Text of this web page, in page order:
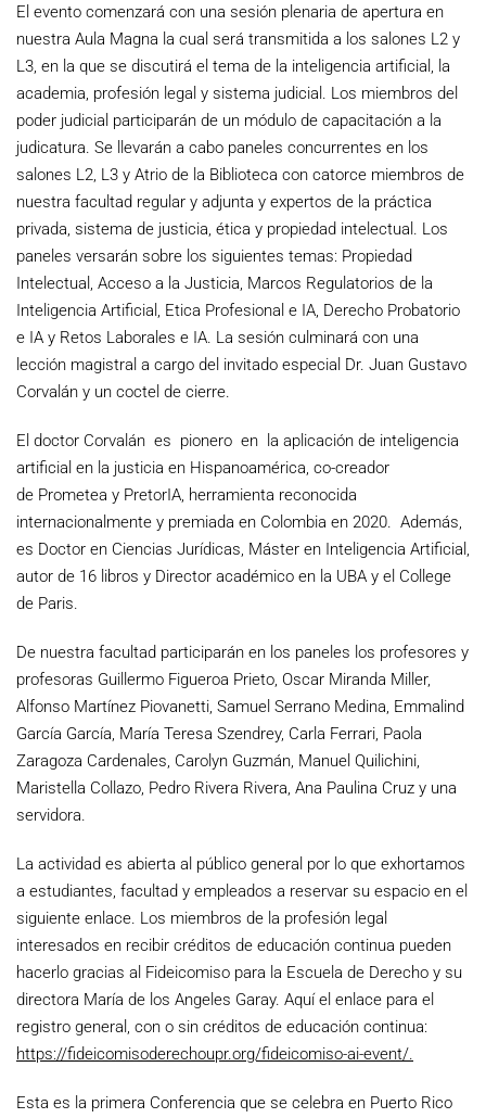
El evento comenzará con una sesión plenaria de apertura en
nuestra Aula Magna la cual será transmitida a los salones L2 y
L3, en la que se discutirá el tema de la inteligencia artificial, la
academia, profesión legal y sistema judicial. Los miembros del
poder judicial participarán de un módulo de capacitación a la
judicatura. Se llevarán a cabo paneles concurrentes en los
salones L2, L3 y Atrio de la Biblioteca con catorce miembros de
nuestra facultad regular y adjunta y expertos de la práctica
privada, sistema de justicia, ética y propiedad intelectual. Los
paneles versarán sobre los siguientes temas: Propiedad
Intelectual, Acceso a la Justicia, Marcos Regulatorios de la
Inteligencia Artificial, Etica Profesional e IA, Derecho Probatorio
e IA y Retos Laborales e IA. La sesión culminará con una
lección magistral a cargo del invitado especial Dr. Juan Gustavo
Corvalán y un coctel de cierre.
El doctor Corvalán es pionero en la aplicación de inteligencia
artificial en la justicia en Hispanoamérica, co-creador
de Prometea y PretorIA, herramienta reconocida
internacionalmente y premiada en Colombia en 2020. Además,
es Doctor en Ciencias Jurídicas, Máster en Inteligencia Artificial,
autor de 16 libros y Director académico en la UBA y el College
de Paris.
De nuestra facultad participarán en los paneles los profesores y
profesoras Guillermo Figueroa Prieto, Oscar Miranda Miller,
Alfonso Martínez Piovanetti, Samuel Serrano Medina, Emmalind
García García, María Teresa Szendrey, Carla Ferrari, Paola
Zaragoza Cardenales, Carolyn Guzmán, Manuel Quilichini,
Maristella Collazo, Pedro Rivera Rivera, Ana Paulina Cruz y una
servidora.
La actividad es abierta al público general por lo que exhortamos
a estudiantes, facultad y empleados a reservar su espacio en el
siguiente enlace. Los miembros de la profesión legal
interesados en recibir créditos de educación continua pueden
hacerlo gracias al Fideicomiso para la Escuela de Derecho y su
directora María de los Angeles Garay. Aquí el enlace para el
registro general, con o sin créditos de educación continua:
https://fideicomisoderechoupr.org/fideicomiso-ai-event/.
Esta es la primera Conferencia que se celebra en Puerto Rico